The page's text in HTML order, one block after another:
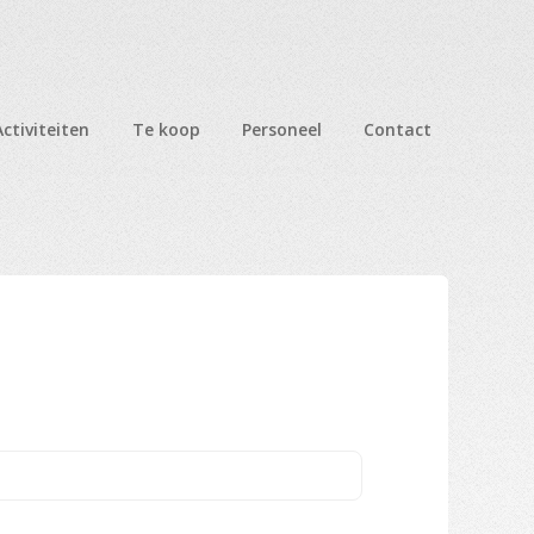
Te koop Personeel Contact